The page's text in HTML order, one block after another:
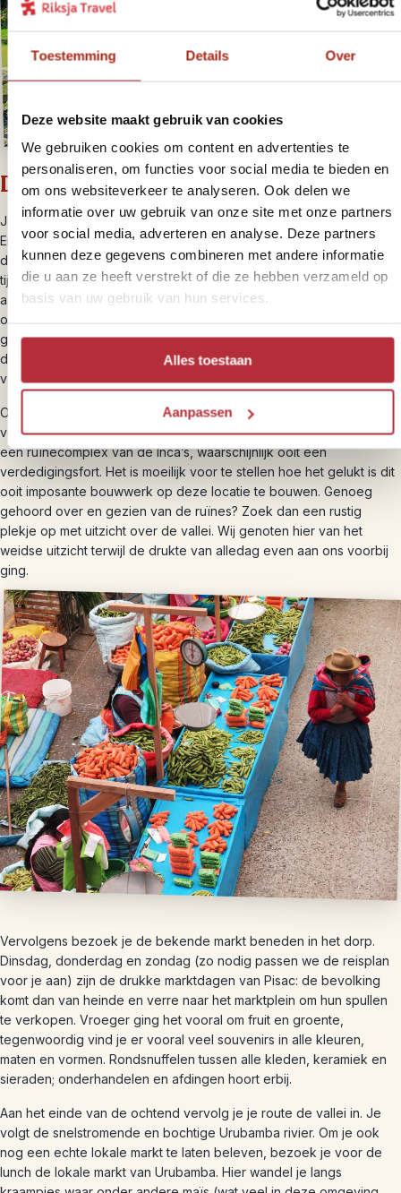
Toestemming Details Over
Deze website maakt gebruik van cookies
We gebruiken cookies om content en advertenties te
personaliseren, om functies voor social media te bieden en
om ons websiteverkeer te analyseren. Ook delen we
informatie over uw gebruik van onze site met onze partners
voor social media, adverteren en analyse. Deze partners
kunnen deze gegevens combineren met andere informatie
die u aan ze heeft verstrekt of die ze hebben verzameld op
basis van uw gebruik van hun services.
Alles toestaan
Aanpassen
Dag 9 – Cusco – Urubamba
Je wordt deze morgen bij je hotel opgehaald. Per minibusje met
Engelssprekende gids reis je de Heilige Vallei in. De naam van
deze vallei verwijst naar de talloze overblijfselen uit het Inca
tijdperk. De gunstige ligging (op zo’n 2800 meter hoogte), het
aangename klimaat en de vruchtbare grond maakt het een
omgeving vol terrasvormige landbouwvelden, kleine dorpjes en
groene vergezichten. Het is dan ook wel te begrijpen dat de Inca’s
deze omgeving kozen voor hun landbouwprojecten en de bouw
van belangrijke tempelcomplexen.
Onderweg stop je eerst nog bij een mooi uitzichtpunt over de vallei
voordat je in het dorpje Pisac aankomt. Hier bezoek je allereerst
een ruïnecomplex van de Inca’s, waarschijnlijk ooit een
verdedigingsfort. Het is moeilijk voor te stellen hoe het gelukt is dit
ooit imposante bouwwerk op deze locatie te bouwen. Genoeg
gehoord over en gezien van de ruïnes? Zoek dan een rustig
plekje op met uitzicht over de vallei. Wij genoten hier van het
weidse uitzicht terwijl de drukte van alledag even aan ons voorbij
ging.
Vervolgens bezoek je de bekende markt beneden in het dorp.
Dinsdag, donderdag en zondag (zo nodig passen we de reisplan
voor je aan) zijn de drukke marktdagen van Pisac: de bevolking
komt dan van heinde en verre naar het marktplein om hun spullen
te verkopen. Vroeger ging het vooral om fruit en groente,
tegenwoordig vind je er vooral veel souvenirs in alle kleuren,
maten en vormen. Rondsnuffelen tussen alle kleden, keramiek en
sieraden; onderhandelen en afdingen hoort erbij.
Aan het einde van de ochtend vervolg je je route de vallei in. Je
volgt de snelstromende en bochtige Urubamba rivier. Om je ook
nog een echte lokale markt te laten beleven, bezoek je voor de
lunch de lokale markt van Urubamba. Hier wandel je langs